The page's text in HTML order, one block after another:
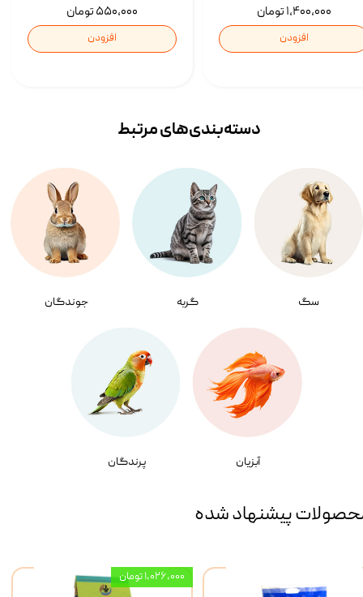
۵۵۰,۰۰۰ تومان
افزودن
۱,۴۰۰,۰۰۰ تومان
افزودن
سگ گربه جوندگان
آبزیان پرندگان
دسته‌بندی‌‌های مرتبط
پیشنهاد شده
۱,۰۲۶,۰۰۰ تومان